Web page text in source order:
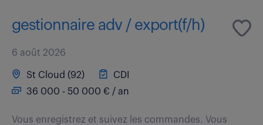
gestionnaire adv / export(f/h)
6 août 2026
St Cloud (92)
CDI
36 000 - 50 000 € / an
Vous enregistrez et suivez les commandes. Vous